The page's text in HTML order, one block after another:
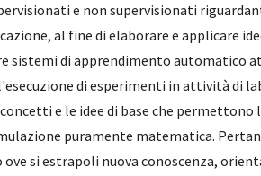
e non supervisionati
al fine di elaborare e applicare
sistemi di apprendimento automatico
di esperimenti in attività di
e le idee di base che
puramente matematica.
si estrapoli nuova conoscenza,